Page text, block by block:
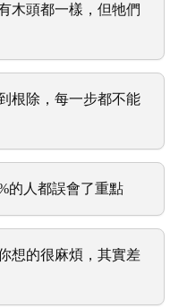
木頭都一樣，但牠們
根除，每一步都不能
的人都誤會了重點
想的很麻煩，其實差